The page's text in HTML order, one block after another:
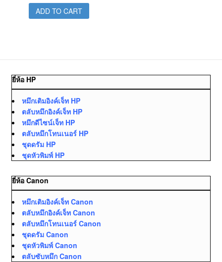
ADD TO CART
ยี่ห้อ HP
หมึกเติมอิงค์เจ็ท HP
ตลับหมึกอิงค์เจ็ท HP
หมึกดีไซน์เจ็ท HP
ตลับหมึกโทนเนอร์ HP
ชุดดรัม HP
ชุดหัวพิมพ์ HP
ยี่ห้อ Canon
หมึกเติมอิงค์เจ็ท Canon
ตลับหมึกอิงค์เจ็ท Canon
ตลับหมึกโทนเนอร์ Canon
ชุดดรัม Canon
ชุดหัวพิมพ์ Canon
ตลับซับหมึก Canon